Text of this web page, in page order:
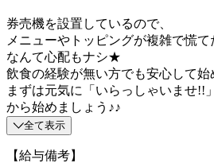
券売機を設置しているので、
メニューやトッピングが複雑で慌
なんて心配もナシ★
飲食の経験が無い方でも安心して
まずは元気に「いらっしゃいませ!!」
から始めましょう♪♪
全て表示
【給与備考】